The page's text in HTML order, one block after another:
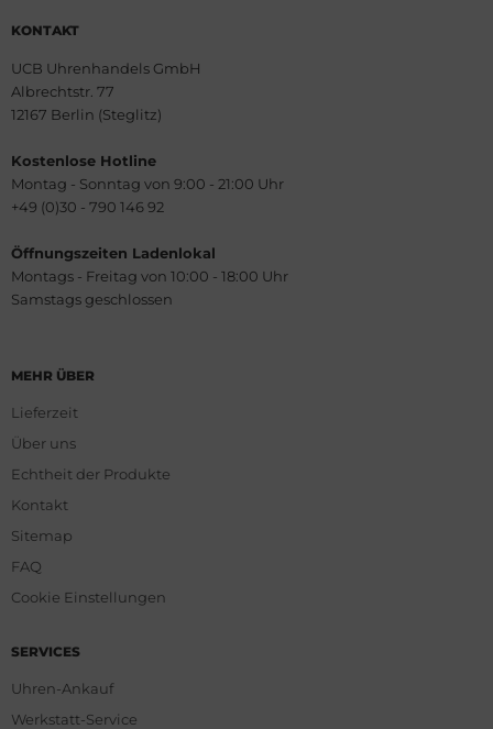
KONTAKT
UCB Uhrenhandels GmbH
Albrechtstr. 77
12167 Berlin (Steglitz)
Kostenlose Hotline
Montag - Sonntag von 9:00 - 21:00 Uhr
+49 (0)30 - 790 146 92
Öffnungszeiten Ladenlokal
Montags - Freitag von 10:00 - 18:00 Uhr
Samstags geschlossen
MEHR ÜBER
Lieferzeit
Über uns
Echtheit der Produkte
Kontakt
Sitemap
FAQ
Cookie Einstellungen
SERVICES
Uhren-Ankauf
Werkstatt-Service